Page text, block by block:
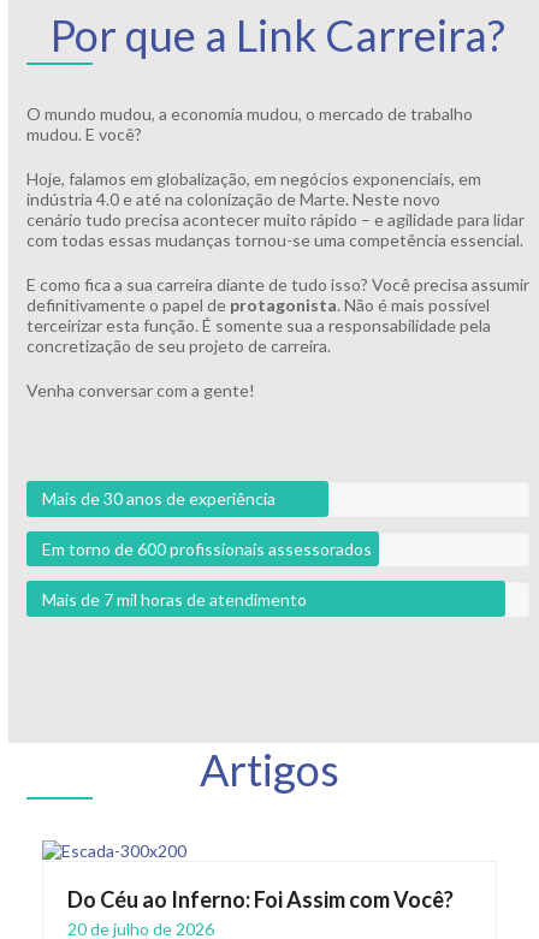
Por que a Link Carreira?
O mundo mudou, a economia mudou, o mercado de trabalho
mudou. E você?
Hoje, falamos em globalização, em negócios exponenciais, em
indústria 4.0 e até na colonização de Marte. Neste novo
cenário tudo precisa acontecer muito rápido – e agilidade para lidar
com todas essas mudanças tornou-se uma competência essencial.
E como fica a sua carreira diante de tudo isso? Você precisa assumir
definitivamente o papel de protagonista. Não é mais possível
terceirizar esta função. É somente sua a responsabilidade pela
concretização de seu projeto de carreira.
Venha conversar com a gente!
Mais de 30 anos de experiência
Em torno de 600 profissionais assessorados
Mais de 7 mil horas de atendimento
Artigos
Do Céu ao Inferno: Foi Assim com Você?
20 de julho de 2026